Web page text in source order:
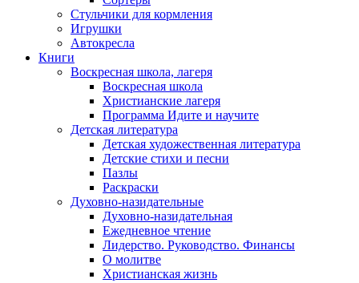
Стульчики для кормления
Игрушки
Автокресла
Книги
Воскресная школа, лагеря
Воскресная школа
Христианские лагеря
Программа Идите и научите
Детская литература
Детская художественная литература
Детские стихи и песни
Пазлы
Раскраски
Духовно-назидательные
Духовно-назидательная
Ежедневное чтение
Лидерство. Руководство. Финансы
О молитве
Христианская жизнь